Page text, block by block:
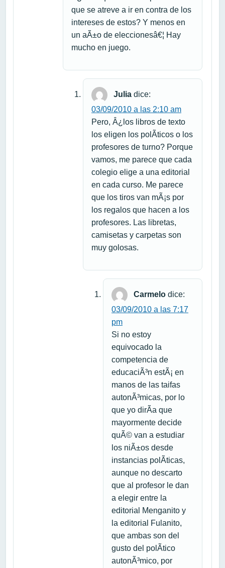
que se atreve a ir en contra de los
intereses de estos? Y menos en
un aÃ±o de eleccionesâ€¦ Hay
mucho en juego.
Julia dice:
03/09/2010 a las 2:10 am
Pero, Â¿los libros de texto
los eligen los polÃ­ticos o los
profesores de turno? Porque
vamos, me parece que cada
colegio elige a una editorial
en cada curso. Me parece
que los tiros van mÃ¡s por
los regalos que hacen a los
profesores. Las libretas,
camisetas y carpetas son
muy golosas.
Carmelo dice:
03/09/2010 a las 7:17
pm
Si no estoy
equivocado la
competencia de
educaciÃ³n estÃ¡ en
manos de las taifas
autonÃ³micas, por lo
que yo dirÃ­a que
mayormente decide
quÃ© van a estudiar
los niÃ±os desde
instancias polÃ­ticas,
aunque no descarto
que al profesor le dan
a elegir entre la
editorial Menganito y
la editorial Fulanito,
que ambas son del
gusto del polÃ­tico
autonÃ³mico, por